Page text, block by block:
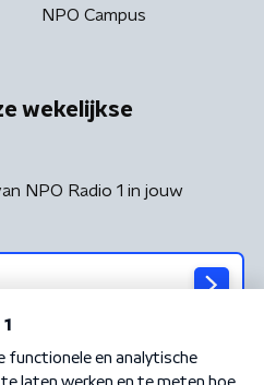
NPO Campus
wekelijkse
NPO Radio 1 in jouw